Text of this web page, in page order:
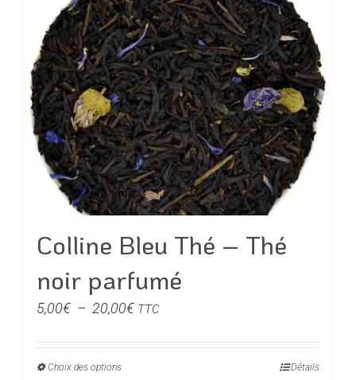
Colline Bleu Thé – Thé
noir parfumé
5,00€ – 20,00€Plage
prix :
TTC
Choix des optionsCe
Détails